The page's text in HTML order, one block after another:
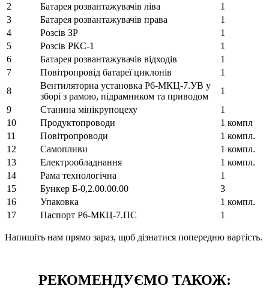
2
Батарея розвантажувачів ліва
1
3
Батарея розвантажувачів права
1
4
Розсів ЗР
1
5
Розсів РКС-1
1
6
Батарея розвантажувачів відходів
1
7
Повітропровід батареї циклонів
1
8
Вентиляторна установка Р6-МКЦ-7.УВ у
зборі з рамою, підрамником та приводом
1
9
Станина мінікрупоцеху
1
10
Продуктопроводи
1 компл
11
Повітропроводи
1 компл.
12
Самопливи
1 компл.
13
Електрообладнання
1 компл.
14
Рама технологічна
1
15
Бункер Б-0,2.00.00.00
3
16
Упаковка
1 компл.
17
Паспорт Р6-МКЦ-7.ПС 1
Напишіть нам прямо зараз, щоб дізнатися попередню вартість.
РЕКОМЕНДУЄМО ТАКОЖ: